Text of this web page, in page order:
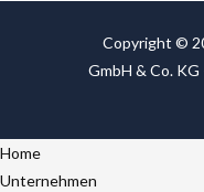
Copyright ©
GmbH & Co. KG
Home
Unternehmen